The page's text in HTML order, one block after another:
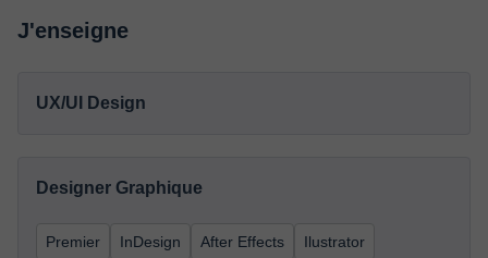
J'enseigne
UX/UI Design
Designer Graphique
Premier InDesign After Effects Ilustrator